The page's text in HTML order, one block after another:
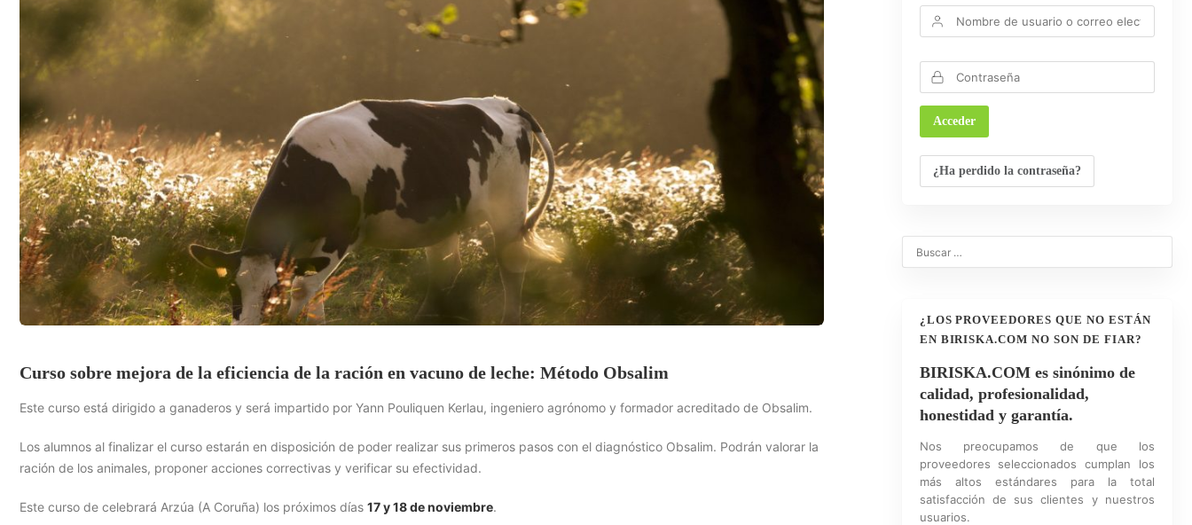
Curso sobre mejora de la eficiencia de la ración en vacuno de leche: Método Obsalim
Este curso está dirigido a ganaderos y será impartido por Yann Pouliquen Kerlau, ingeniero agrónomo y formador acreditado de Obsalim.
Los alumnos al finalizar el curso estarán en disposición de poder realizar sus primeros pasos con el diagnóstico Obsalim. Podrán valorar la
ración de los animales, proponer acciones correctivas y verificar su efectividad.
Este curso de celebrará Arzúa (A Coruña) los próximos días 17 y 18 de noviembre.
¿Ha perdido la contraseña?
¿LOS PROVEEDORES QUE NO ESTÁN
EN BIRISKA.COM NO SON DE FIAR?
BIRISKA.COM es sinónimo de
calidad, profesionalidad,
honestidad y garantía.
Nos preocupamos de que los
proveedores seleccionados cumplan los
más altos estándares para la total
satisfacción de sus clientes y nuestros
usuarios.